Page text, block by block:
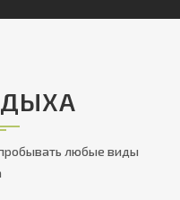
любые виды